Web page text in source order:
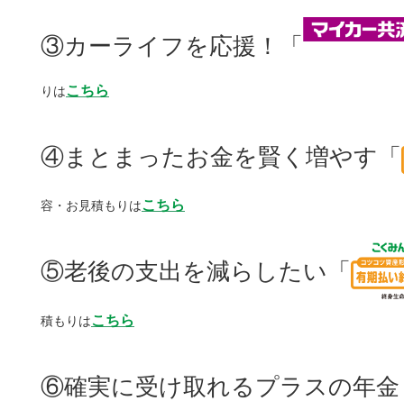
③カーライフを応援！「
りはこちら
④まとまったお金を賢く増やす「
容・お見積もりはこちら
⑤老後の支出を減らしたい「
積もりはこちら
⑥確実に受け取れるプラスの年金